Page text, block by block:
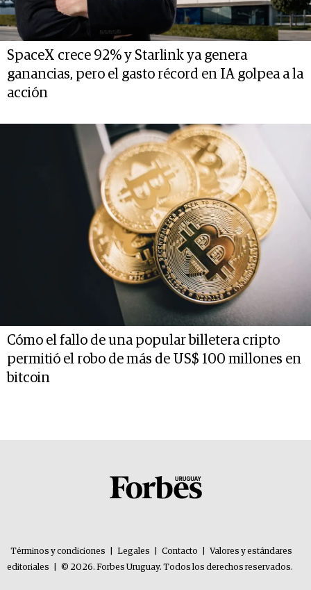
SpaceX crece 92% y Starlink ya genera
ganancias, pero el gasto récord en IA golpea a la
acción
Cómo el fallo de una popular billetera cripto
permitió el robo de más de US$ 100 millones en
bitcoin
Términos y condiciones Legales Contacto
Valores y estándares
editoriales
© 2026. Forbes Uruguay. Todos los derechos reservados.